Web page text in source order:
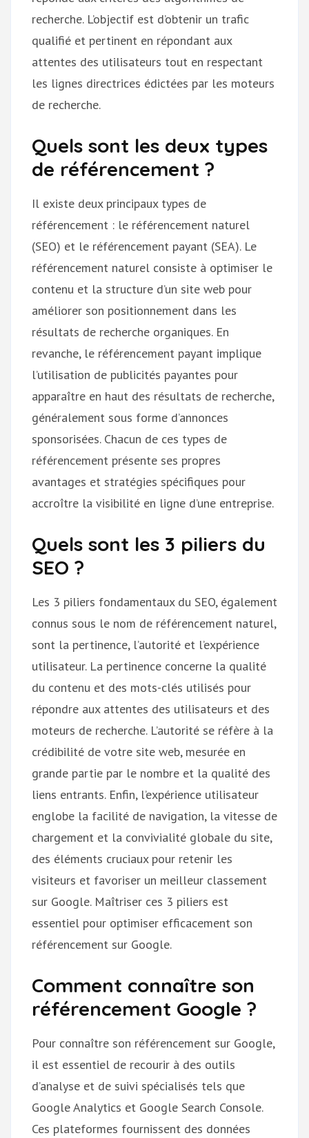
recherche. L’objectif est d’obtenir un trafic
qualifié et pertinent en répondant aux
attentes des utilisateurs tout en respectant
les lignes directrices édictées par les moteurs
de recherche.
Quels sont les deux types
de référencement ?
Il existe deux principaux types de
référencement : le référencement naturel
(SEO) et le référencement payant (SEA). Le
référencement naturel consiste à optimiser le
contenu et la structure d’un site web pour
améliorer son positionnement dans les
résultats de recherche organiques. En
revanche, le référencement payant implique
l’utilisation de publicités payantes pour
apparaître en haut des résultats de recherche,
généralement sous forme d’annonces
sponsorisées. Chacun de ces types de
référencement présente ses propres
avantages et stratégies spécifiques pour
accroître la visibilité en ligne d’une entreprise.
Quels sont les 3 piliers du
SEO ?
Les 3 piliers fondamentaux du SEO, également
connus sous le nom de référencement naturel,
sont la pertinence, l’autorité et l’expérience
utilisateur. La pertinence concerne la qualité
du contenu et des mots-clés utilisés pour
répondre aux attentes des utilisateurs et des
moteurs de recherche. L’autorité se réfère à la
crédibilité de votre site web, mesurée en
grande partie par le nombre et la qualité des
liens entrants. Enfin, l’expérience utilisateur
englobe la facilité de navigation, la vitesse de
chargement et la convivialité globale du site,
des éléments cruciaux pour retenir les
visiteurs et favoriser un meilleur classement
sur Google. Maîtriser ces 3 piliers est
essentiel pour optimiser efficacement son
référencement sur Google.
Comment connaître son
référencement Google ?
Pour connaître son référencement sur Google,
il est essentiel de recourir à des outils
d’analyse et de suivi spécialisés tels que
Google Analytics et Google Search Console.
Ces plateformes fournissent des données